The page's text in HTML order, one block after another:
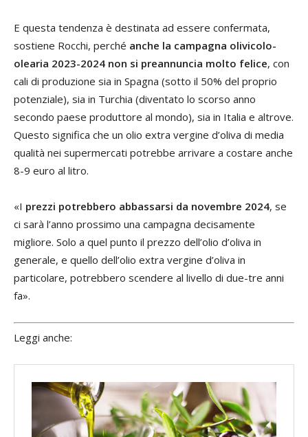
E questa tendenza è destinata ad essere confermata,
sostiene Rocchi, perché anche la campagna olivicolo-
olearia 2023-2024 non si preannuncia molto felice, con
cali di produzione sia in Spagna (sotto il 50% del proprio
potenziale), sia in Turchia (diventato lo scorso anno
secondo paese produttore al mondo), sia in Italia e altrove.
Questo significa che un olio extra vergine d’oliva di media
qualità nei supermercati potrebbe arrivare a costare anche
8-9 euro al litro.
«I prezzi potrebbero abbassarsi da novembre 2024, se
ci sarà l’anno prossimo una campagna decisamente
migliore. Solo a quel punto il prezzo dell’olio d’oliva in
generale, e quello dell’olio extra vergine d’oliva in
particolare, potrebbero scendere al livello di due-tre anni
fa».
Leggi anche: